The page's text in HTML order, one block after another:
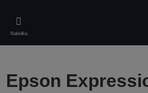
main
content
Nabídka
Epson